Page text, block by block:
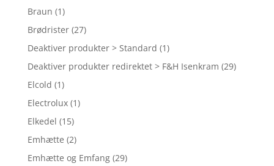
Braun (1)
Brødrister (27)
Deaktiver produkter > Standard (1)
Deaktiver produkter redirektet > F&H Isenkram (29)
Elcold (1)
Electrolux (1)
Elkedel (15)
Emhætte (2)
Emhætte og Emfang (29)